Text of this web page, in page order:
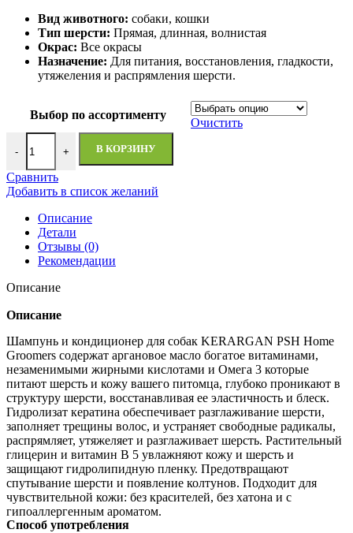
Вид животного: собаки, кошки
Тип шерсти: Прямая, длинная, волнистая
Окрас: Все окрасы
Назначение: Для питания, восстановления, гладкости,
утяжеления и распрямления шерсти.
Выбор по ассортименту
Очистить
- + В КОРЗИНУ
Сравнить
Добавить в список желаний
Описание
Детали
Отзывы (0)
Рекомендации
Описание
Описание
Шампунь и кондиционер для собак KERARGAN PSH Home
Groomers содержат аргановое масло богатое витаминами,
незаменимыми жирными кислотами и Омега 3 которые
питают шерсть и кожу вашего питомца, глубоко проникают в
структуру шерсти, восстанавливая ее эластичность и блеск.
Гидролизат кератина обеспечивает разглаживание шерсти,
заполняет трещины волос, и устраняет свободные радикалы,
распрямляет, утяжеляет и разглаживает шерсть. Растительный
глицерин и витамин B 5 увлажняют кожу и шерсть и
защищают гидролипидную пленку. Предотвращают
спутывание шерсти и появление колтунов. Подходит для
чувствительной кожи: без красителей, без хатона и с
гипоаллергенным ароматом.
Способ употребления